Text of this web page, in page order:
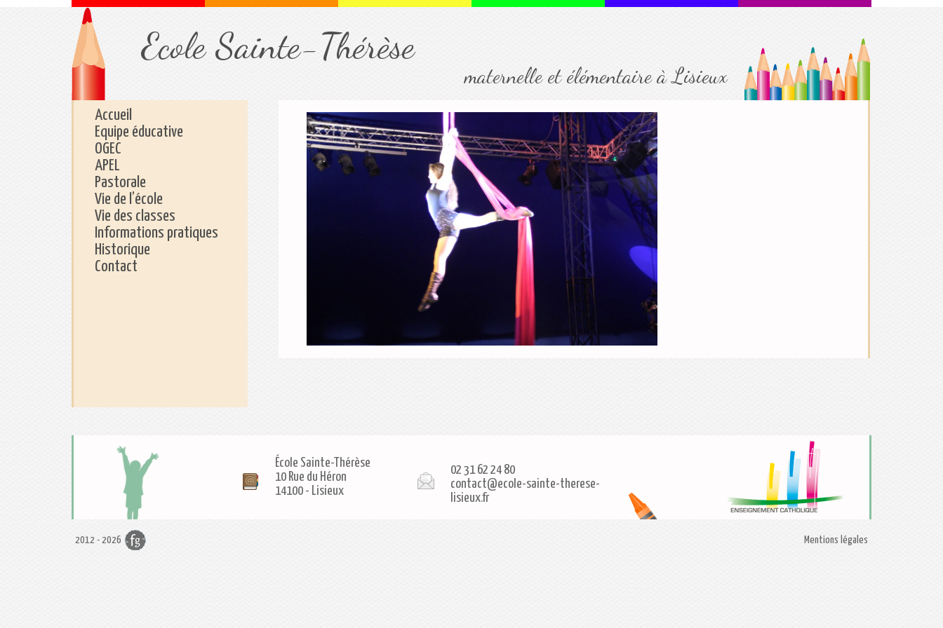
Ecole Sainte-Thérèse
maternelle et élémentaire à Lisieux
Accueil
Equipe éducative
OGEC
APEL
Pastorale
Vie de l’école
Vie des classes
Informations pratiques
Historique
Contact
École Sainte-Thérèse
10 Rue du Héron
14100- Lisieux
02 31 62 24 80
contact@ecole-sainte-therese-
lisieux.fr
2012 - 2026 Mentions légales